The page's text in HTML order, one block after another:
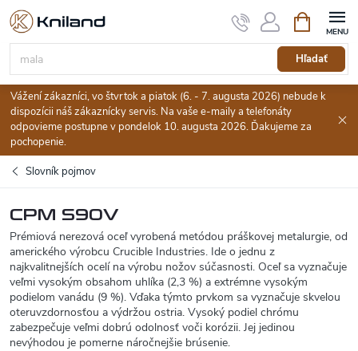
Prejsť
na
obsah
Hľadať
košík
Vážení zákazníci, vo štvrtok a piatok (6. - 7. augusta 2026) nebude k
dispozícii náš zákaznícky servis. Na vaše e-maily a telefonáty
odpovieme postupne v pondelok 10. augusta 2026. Ďakujeme za
pochopenie.
Slovník pojmov
CPM S90V
Prémiová nerezová oceľ vyrobená metódou práškovej metalurgie, od
amerického výrobcu Crucible Industries. Ide o jednu z
najkvalitnejších ocelí na výrobu nožov súčasnosti. Oceľ sa vyznačuje
veľmi vysokým obsahom uhlíka (2,3 %) a extrémne vysokým
podielom vanádu (9 %). Vďaka týmto prvkom sa vyznačuje skvelou
oteruvzdornosťou a výdržou ostria. Vysoký podiel chrómu
zabezpečuje veľmi dobrú odolnosť voči korózii. Jej jedinou
nevýhodou je pomerne náročnejšie brúsenie.